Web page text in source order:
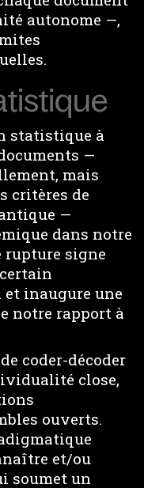
autonome —,
statistique à
—
mais
critères de
—
dans notre
rupture signe
et inaugure une
notre rapport à
coder-décoder
close,
ouverts.
et/ou
soumet un